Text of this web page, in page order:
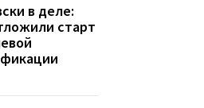
в деле:
старт